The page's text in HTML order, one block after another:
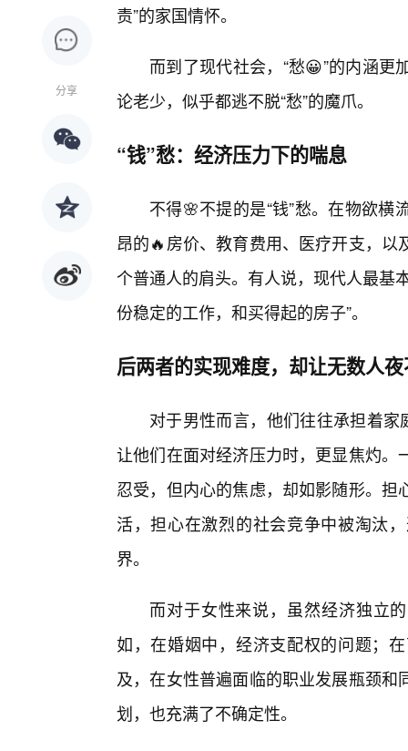
分享
责”的家国情怀。
而到了现代社会，“愁😀”的内涵
论老少，似乎都逃不脱“愁”的魔爪。
“钱”愁：经济压力下的喘息
不得🌸不提的是“钱”愁。在物欲
昂的🔥房价、教育费用、医疗开支，
个普通人的肩头。有人说，现代人最基
份稳定的工作，和买得起的房子”。
后两者的实现难度，却让无数人
对于男性而言，他们往往承担着家
让他们在面对经济压力时，更显焦灼
忍受，但内心的焦虑，却如影随形。
活，担心在激烈的社会竞争中被淘汰
界。
而对于女性来说，虽然经济独立
如，在婚姻中，经济支配权的问题；
及，在女性普遍面临的职业发展瓶颈
划，也充满了不确定性。